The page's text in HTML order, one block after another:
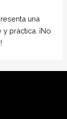
una
práctica. ¡No